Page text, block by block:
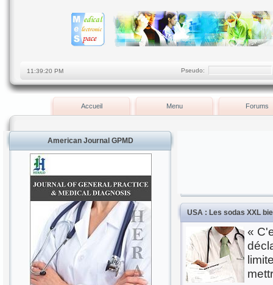
Pseudo:
Accueil Menu Forums
American Journal GPMD
USA : Les sodas XXL
«